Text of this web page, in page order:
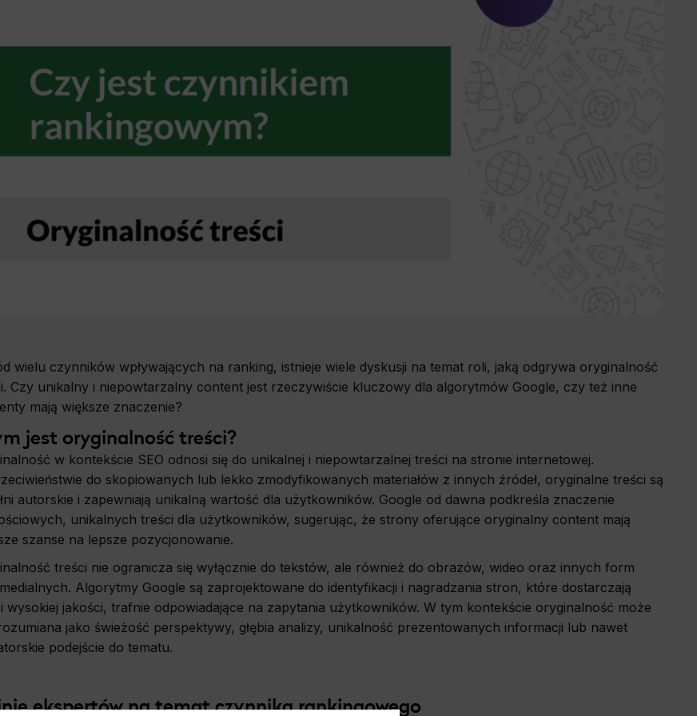
wielu czynników wpływających na ranking, istnieje wiele dyskusji na temat roli, jaką odgrywa oryginalność
Czy unikalny i niepowtarzalny content jest rzeczywiście kluczowy dla algorytmów Google, czy też inne
mają większe znaczenie?
jest oryginalność treści?
w kontekście SEO odnosi się do unikalnej i niepowtarzalnej treści na stronie internetowej.
do skopiowanych lub lekko zmodyfikowanych materiałów z innych źródeł, oryginalne treści są
autorskie i zapewniają unikalną wartość dla użytkowników. Google od dawna podkreśla znaczenie
unikalnych treści dla użytkowników, sugerując, że strony oferujące oryginalny content mają
szanse na lepsze pozycjonowanie.
treści nie ogranicza się wyłącznie do tekstów, ale również do obrazów, wideo oraz innych form
Algorytmy Google są zaprojektowane do identyfikacji i nagradzania stron, które dostarczają
wysokiej jakości, trafnie odpowiadające na zapytania użytkowników. W tym kontekście oryginalność może
jako świeżość perspektywy, głębia analizy, unikalność prezentowanych informacji lub nawet
podejście do tematu.
ekspertównatematczynnikarankingowego